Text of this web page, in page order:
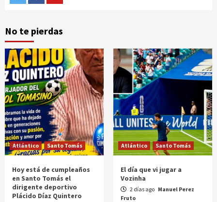
No te pierdas
Atlántico Santo Tomás
Hoy está de cumpleaños
en Santo Tomás el
dirigente deportivo
Plácido Díaz Quintero
Atlántico Santo Tomás
El día que vi jugar a
Vozinha
2 días ago Manuel Perez
Fruto